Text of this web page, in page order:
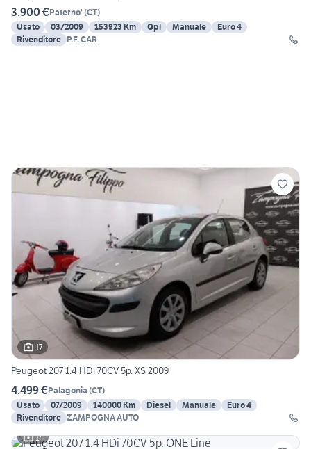
3.900 €Paterno' (CT)
Usato
03/2009 153923 Km Gpl Manuale
Euro 4
Rivenditore P.F. CAR
17
Peugeot 207 1.4 HDi 70CV 5p. XS 2009
4.499 €Palagonia (CT)
Usato
07/2009 140000 Km Diesel Manuale
Euro 4
Rivenditore ZAMPOGNA AUTO
14